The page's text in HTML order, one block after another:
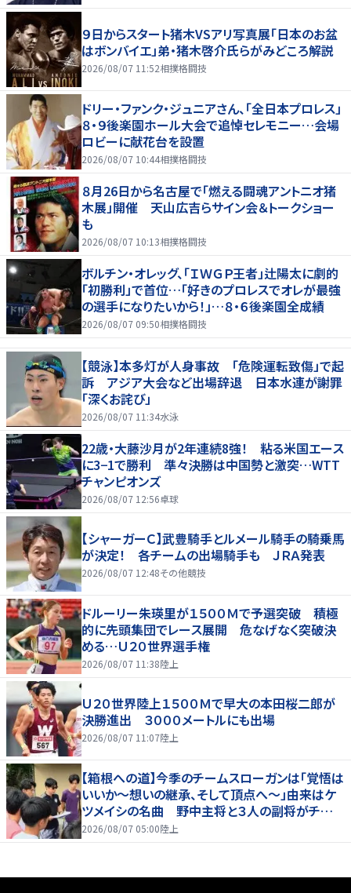
９日からスタート猪木VSアリ写真展「日本のお盆
はボンバイエ」弟・猪木啓介氏らがみどころ解説
2026/08/07 11:52相撲格闘技
ドリー・ファンク・ジュニアさん、「全日本プロレス」
８・９後楽園ホール大会で追悼セレモニー…会場
ロビーに献花台を設置
2026/08/07 10:44相撲格闘技
８月26日から名古屋で「燃える闘魂アントニオ猪
木展」開催 天山広吉らサイン会＆トークショー
も
2026/08/07 10:13相撲格闘技
ボルチン・オレッグ、「ＩＷＧＰ王者」辻陽太に劇的
「初勝利」で首位…「好きのプロレスでオレが最強
の選手になりたいから！」…８・６後楽園全成績
2026/08/07 09:50相撲格闘技
【競泳】本多灯が人身事故 「危険運転致傷」で起
訴 アジア大会など出場辞退 日本水連が謝罪
「深くお詫び」
2026/08/07 11:34水泳
22歳・大藤沙月が2年連続8強！ 粘る米国エース
に3−1で勝利 準々決勝は中国勢と激突…WTT
チャンピオンズ
2026/08/07 12:56卓球
【シャーガーＣ】武豊騎手とルメール騎手の騎乗馬
が決定！ 各チームの出場騎手も ＪＲＡ発表
2026/08/07 12:48その他競技
ドルーリー朱瑛里が１５００Ｍで予選突破 積極
的に先頭集団でレース展開 危なげなく突破決
める…Ｕ２０世界選手権
2026/08/07 11:38陸上
Ｕ２０世界陸上１５００Ｍで早大の本田桜二郎が
決勝進出 ３０００メートルにも出場
2026/08/07 11:07陸上
【箱根への道】今季のチームスローガンは「覚悟は
いいか～想いの継承、そして頂点へ～」由来はケ
ツメイシの名曲 野中主将と３人の副将がチーム
を引っ張る…夏合宿特集第１弾、国学院大
2026/08/07 05:00陸上